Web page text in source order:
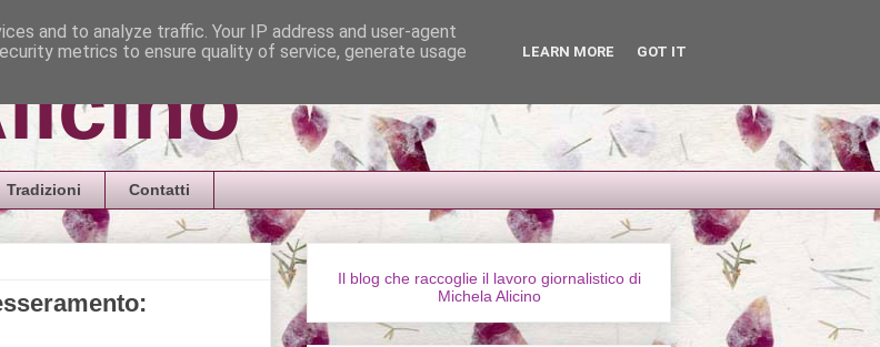
Tradizioni Contatti
Il blog che raccoglie il lavoro giornalistico di
Michela Alicino
and to analyze traffic. Your IP address and user-agent
metrics to ensure quality of service, generate usage
LEARN MORE GOT IT